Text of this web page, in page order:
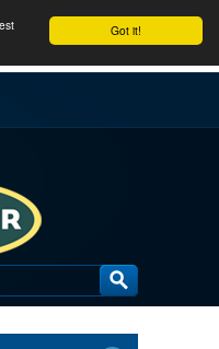
Got it!